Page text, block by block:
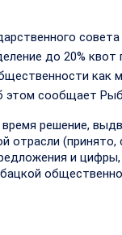
до 20%
как
этом сообщает
решение,
(принято,
и